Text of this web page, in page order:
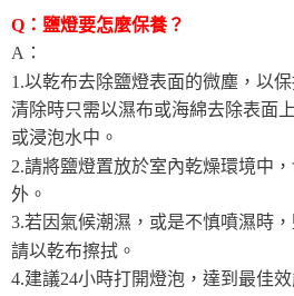
Q：鹽燈要怎麼保養？
A：
1.以乾布去除鹽燈表面的微塵，以
清除時只需以濕布或海綿去除表面
或浸泡水中。
2.請將鹽燈置放於室內乾燥環境中
外。
3.若因氣候潮濕，或是不慎噴濕時
請以乾布擦拭。
4.建議24小時打開燈泡，達到最佳